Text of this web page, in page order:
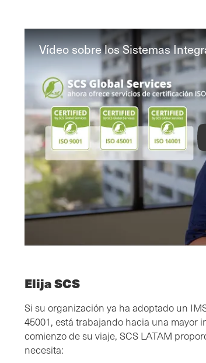
Vídeo sobre los Sistemas
Elija SCS
Si su organización ya ha adoptado un
45001, está trabajando hacia una mayor
comienzo de su viaje, SCS LATAM
necesita: